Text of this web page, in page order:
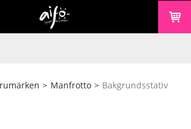
> Manfrotto > Bakgrundsstativ